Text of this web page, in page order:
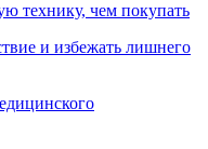
технику, чем покупать
и избежать лишнего